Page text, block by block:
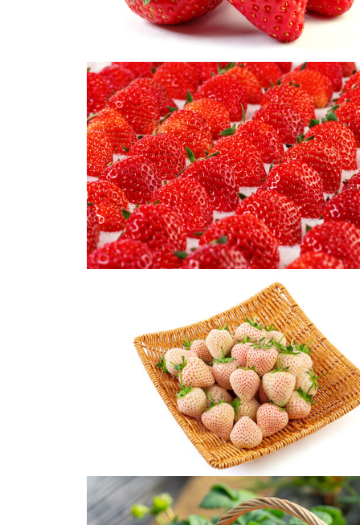
新鲜水果红草莓